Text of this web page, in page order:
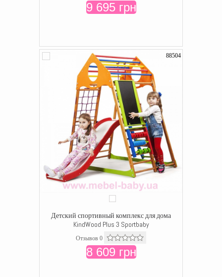
9 695 грн
88504
Детский спортивный комплекс для дома
KindWood Plus 3 Sportbaby
Отзывов 0
8 609 грн